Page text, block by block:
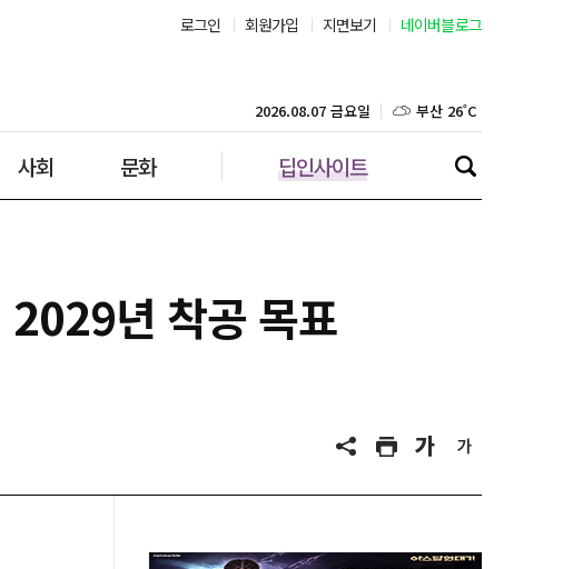
로그인 회원가입 지면보기 네이버블로그
사회 문화 딥인사이트
2026.08.07 금요일 부산 26˚C
대구 24˚C
강릉 23˚C
제주 28˚C
년 착공 목표